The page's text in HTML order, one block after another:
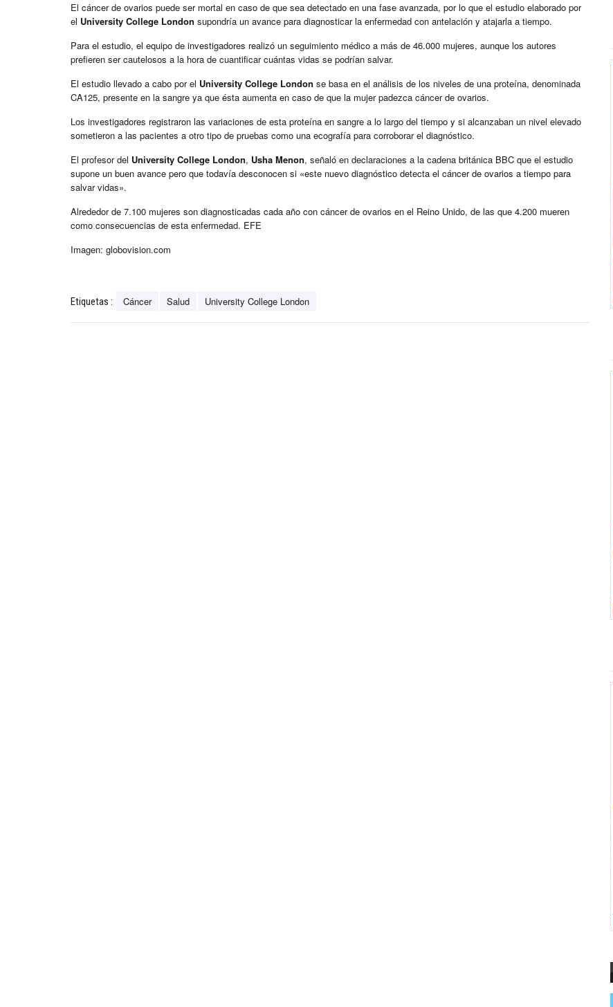
El cáncer de ovarios puede ser mortal en caso de que sea detectado en una fase avanzada, por lo que el estudio elaborado por
el University College London supondría un avance para diagnosticar la enfermedad con antelación y atajarla a tiempo.
Para el estudio, el equipo de investigadores realizó un seguimiento médico a más de 46.000 mujeres, aunque los autores
prefieren ser cautelosos a la hora de cuantificar cuántas vidas se podrían salvar.
El estudio llevado a cabo por el University College London se basa en el análisis de los niveles de una proteína, denominada
CA125, presente en la sangre ya que ésta aumenta en caso de que la mujer padezca cáncer de ovarios.
Los investigadores registraron las variaciones de esta proteína en sangre a lo largo del tiempo y si alcanzaban un nivel elevado
sometieron a las pacientes a otro tipo de pruebas como una ecografía para corroborar el diagnóstico.
El profesor del University College London, Usha Menon, señaló en declaraciones a la cadena británica BBC que el estudio
supone un buen avance pero que todavía desconocen si «este nuevo diagnóstico detecta el cáncer de ovarios a tiempo para
salvar vidas».
Alrededor de 7.100 mujeres son diagnosticadas cada año con cáncer de ovarios en el Reino Unido, de las que 4.200 mueren
como consecuencias de esta enfermedad. EFE
Imagen: globovision.com
Etiquetas : Cáncer Salud University College London